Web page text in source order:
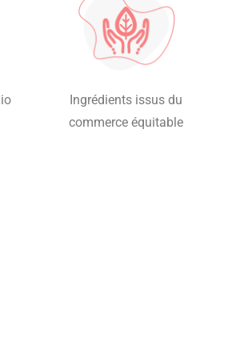
Ingrédients issus du
commerce équitable